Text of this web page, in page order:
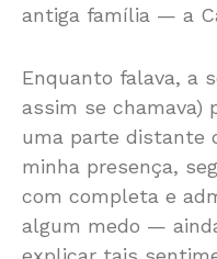
antiga família — a
Enquanto falava, a
assim se chamava)
uma parte distante
minha presença,
com completa e
algum medo —